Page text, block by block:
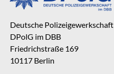
Deutsche Polizeigewerkschaft
DPolG im DBB
Friedrichstraße 169
10117 Berlin